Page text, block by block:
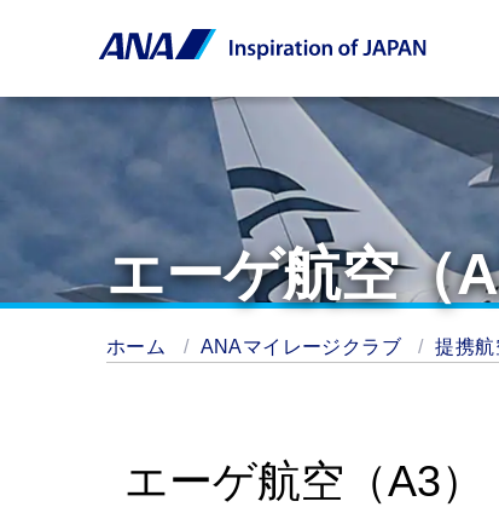
エーゲ航空（
ホーム ANAマイレージクラブ 提携航
エーゲ航空（A3）